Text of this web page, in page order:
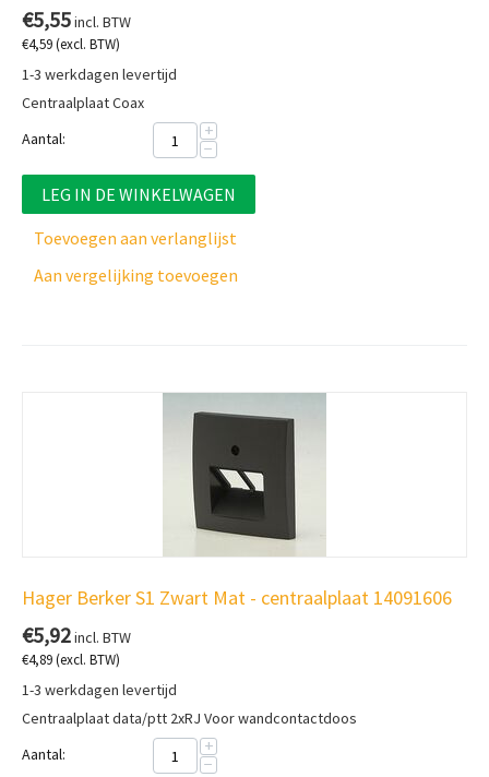
€5,55incl. BTW
€4,59(excl. BTW)
1-3 werkdagen levertijd
Centraalplaat Coax
Aantal:
+
−
LEG IN DE WINKELWAGEN
Toevoegen aan verlanglijst
Aan vergelijking toevoegen
Hager Berker S1 Zwart Mat - centraalplaat 14091606
€5,92incl. BTW
€4,89(excl. BTW)
1-3 werkdagen levertijd
Centraalplaat data/ptt 2xRJ Voor wandcontactdoos
Aantal:
+
−